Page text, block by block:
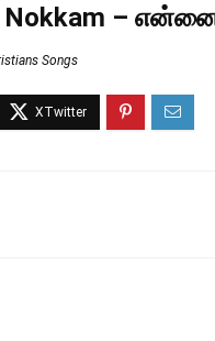
Nokkam –
Songs